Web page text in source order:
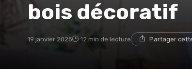
bois décoratif
19 janvier 2025 12 min de lecture Partager